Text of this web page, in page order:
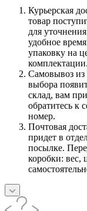
Курьерская
товар
для
удобное
упаковку на
комплектации.
Самовывоз из
выбора
склад, вам
обратитесь к
номер.
Почтовая
придет в
посылке.
коробки: вес,